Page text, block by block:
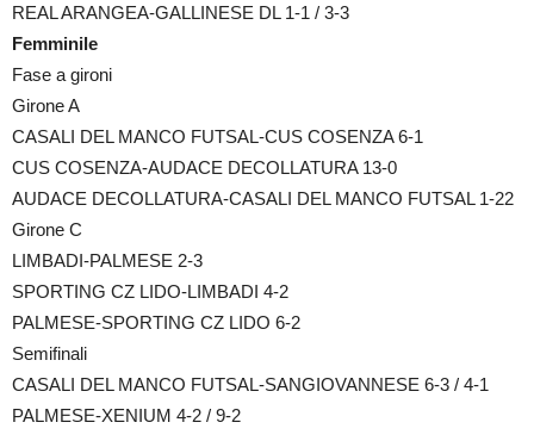
REAL ARANGEA-GALLINESE DL 1-1 / 3-3
Femminile
Fase a gironi
Girone A
CASALI DEL MANCO FUTSAL-CUS COSENZA 6-1
CUS COSENZA-AUDACE DECOLLATURA 13-0
AUDACE DECOLLATURA-CASALI DEL MANCO FUTSAL 1-22
Girone C
LIMBADI-PALMESE 2-3
SPORTING CZ LIDO-LIMBADI 4-2
PALMESE-SPORTING CZ LIDO 6-2
Semifinali
CASALI DEL MANCO FUTSAL-SANGIOVANNESE 6-3 / 4-1
PALMESE-XENIUM 4-2 / 9-2